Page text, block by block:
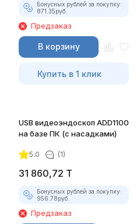
Бонусных рублей за покупку:
871.35руб.
Предзаказ
В корзину
Купить в 1 клик
USB видеоэндоскоп ADD1100
на базе ПК (с насадками)
5.0 (1)
31 860,72 T
Бонусных рублей за покупку:
956.78руб.
Предзаказ